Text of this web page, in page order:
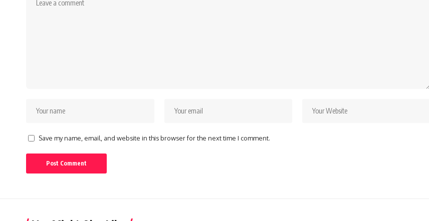
Save my name, email, and website in this browser for the next time I comment.